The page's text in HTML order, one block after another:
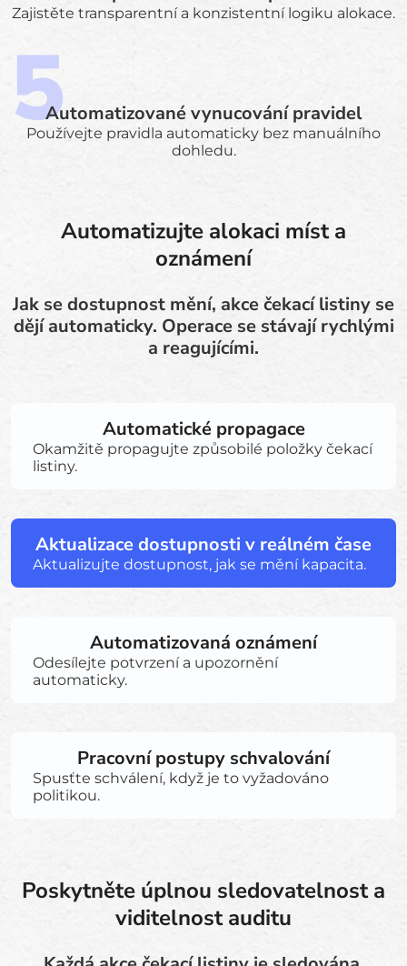
Zajistěte transparentní a konzistentní logiku alokace.
Automatizované vynucování pravidel
Používejte pravidla automaticky bez manuálního
dohledu.
Automatizujte alokaci míst a
oznámení
Jak se dostupnost mění, akce čekací listiny se
dějí automaticky. Operace se stávají rychlými
a reagujícími.
Automatické propagace
Okamžitě propagujte způsobilé položky čekací
listiny.
Aktualizace dostupnosti v reálném čase
Aktualizujte dostupnost, jak se mění kapacita.
Automatizovaná oznámení
Odesílejte potvrzení a upozornění
automaticky.
Pracovní postupy schvalování
Spusťte schválení, když je to vyžadováno
politikou.
Poskytněte úplnou sledovatelnost a
viditelnost auditu